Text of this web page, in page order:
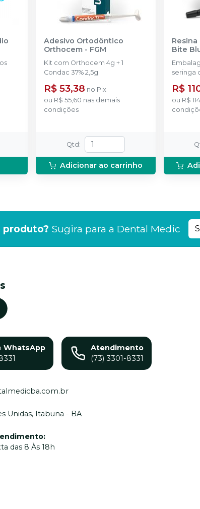
Adesivo Ortodôntico
Orthocem - FGM
Kit com Orthocem 4g + 1
Condac 37% 2,5g.
R$ 53,38 no Pix
ou R$ 55,60 nas demais
condições
Qtd :
Adicionar ao carrinho
Bite
seringa
R$
ou R$
produto? Sugira para a Dental Medic
WhatsApp
Atendimento
(73) 3301-8331
Unidas, Itabuna - BA
:
das 8 Às 18h